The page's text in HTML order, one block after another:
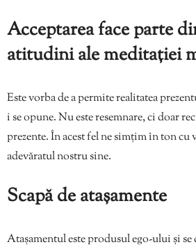
Acceptarea face parte
atitudini ale meditației
Este vorba de a permite realitatea
i se opune. Nu este resemnare, ci doar
prezente. În acest fel ne simțim în ton cu
adevăratul nostru sine.
Scapă de atașamente
Atașamentul este produsul ego-ului și se